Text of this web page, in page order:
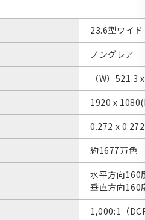
23.6型ワイ
ノングレア
（W）521.3
1920 x
0.272 x 0.272
約1677万色
水平方向160
垂直方向160
1,000:1（